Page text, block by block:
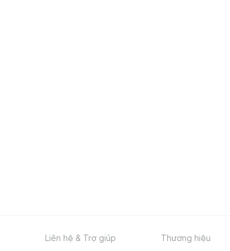
Liên hệ & Trợ giúp Thương hiệu